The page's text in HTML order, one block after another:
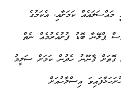
ކަމަށާއި، އެކަމުގެ
ޕްލޭނާ ބޮޑު ފުށުއެރުމެއް ނެތް
ގޮތަށް ޤާނޫނު ހެދުން ކަމަށް ސަލީމު
އިސްލާހުއަށް